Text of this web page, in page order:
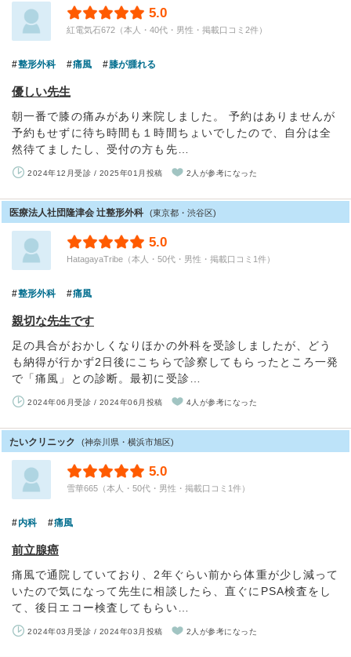
5.0
紅電気石672（本人・40代・男性・掲載口コミ2件）
整形外科 痛風 膝が腫れる
優しい先生
朝一番で膝の痛みがあり来院しました。 予約はありませんが
予約もせずに待ち時間も１時間ちょいでしたので、自分は全
然待てましたし、受付の方も先…
2024年12月受診 / 2025年01月投稿 2人が参考になった
医療法人社団隆津会 辻整形外科 (東京都・渋谷区)
5.0
HatagayaTribe（本人・50代・男性・掲載口コミ1件）
整形外科 痛風
親切な先生です
足の具合がおかしくなりほかの外科を受診しましたが、どう
も納得が行かず2日後にこちらで診察してもらったところ一発
で「痛風」との診断。最初に受診…
2024年06月受診 / 2024年06月投稿 4人が参考になった
たいクリニック (神奈川県・横浜市旭区)
5.0
雪華665（本人・50代・男性・掲載口コミ1件）
内科 痛風
前立腺癌
痛風で通院していており、2年ぐらい前から体重が少し減って
いたので気になって先生に相談したら、直ぐにPSA検査をし
て、後日エコー検査してもらい…
2024年03月受診 / 2024年03月投稿 2人が参考になった